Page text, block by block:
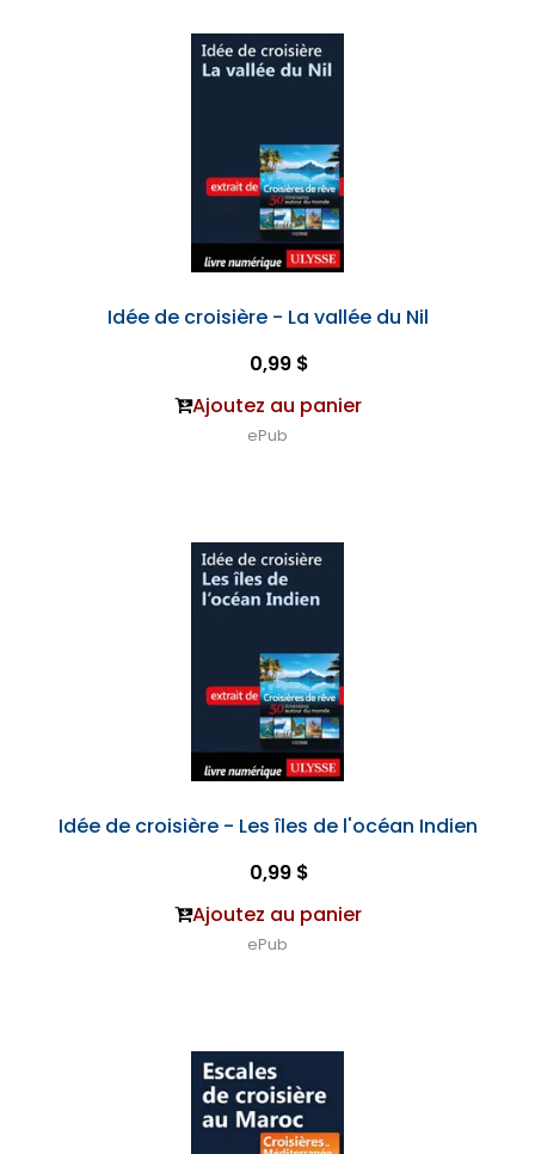
Idée de croisière - La vallée du Nil
0,99 $
Ajoutez au panier
ePub
Idée de croisière - Les îles de l'océan Indien
0,99 $
Ajoutez au panier
ePub